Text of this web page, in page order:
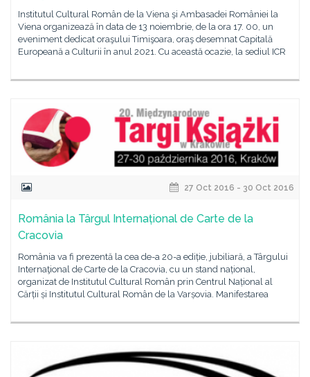
Institutul Cultural Român de la Viena şi Ambasadei României la
Viena organizează în data de 13 noiembrie, de la ora 17. 00, un
eveniment dedicat oraşului Timişoara, oraş desemnat Capitală
Europeană a Culturii în anul 2021. Cu această ocazie, la sediul ICR
27 Oct 2016 - 30 Oct 2016
România la Târgul Internațional de Carte de la
Cracovia
România va fi prezentă la cea de-a 20-a ediție, jubiliară, a Târgului
Internaţional de Carte de la Cracovia, cu un stand național,
organizat de Institutul Cultural Român prin Centrul Național al
Cărții și Institutul Cultural Român de la Varșovia. Manifestarea